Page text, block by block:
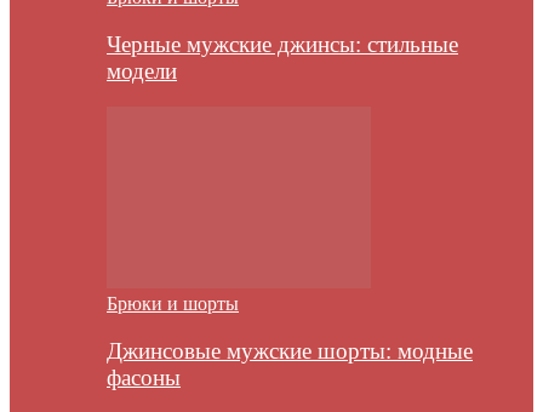
Черные мужские джинсы: стильные
модели
Брюки и шорты
Джинсовые мужские шорты: модные
фасоны